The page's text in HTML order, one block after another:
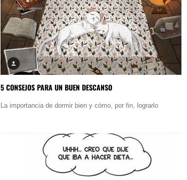
5 CONSEJOS PARA UN BUEN DESCANSO
La importancia de dormir bien y cómo, por fin, lograrlo